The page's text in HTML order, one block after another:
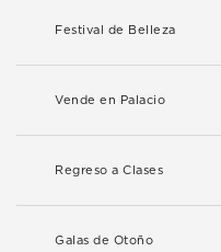
Festival de Belleza
Vende en Palacio
Regreso a Clases
Galas de Otoño